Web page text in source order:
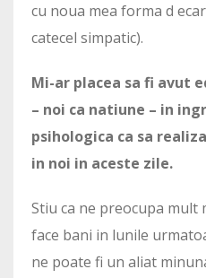
cu noua mea forma d
catecel simpatic).
Mi-ar placea sa fi avut
– noi ca natiune – in
psihologica ca sa
in noi in aceste zile.
Stiu ca ne preocupa mult
face bani in lunile
ne poate fi un aliat